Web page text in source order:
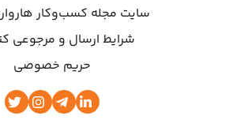
سایت مجله کسب‌وکار
شرایط ارسال و مرجوعی
حریم خصوصی